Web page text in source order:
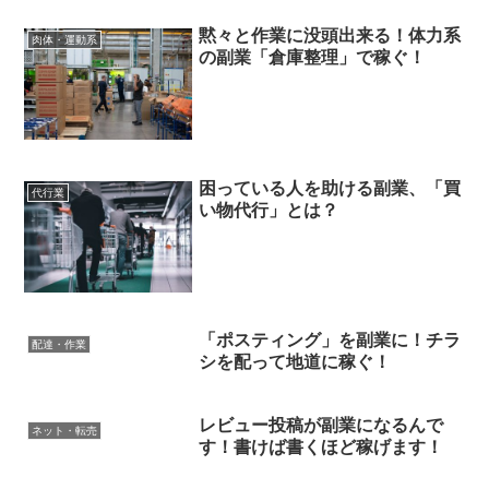
肉体・運動系
黙々と作業に没頭出来る！体力系
の副業「倉庫整理」で稼ぐ！
代行業
困っている人を助ける副業、「買
い物代行」とは？
配達・作業
「ポスティング」を副業に！チラ
シを配って地道に稼ぐ！
ネット・転売
レビュー投稿が副業になるんで
す！書けば書くほど稼げます！